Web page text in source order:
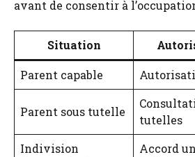
avant de consentir à
Situation
Parent capable
Parent sous tutelle
tutelles
Indivision
Accord